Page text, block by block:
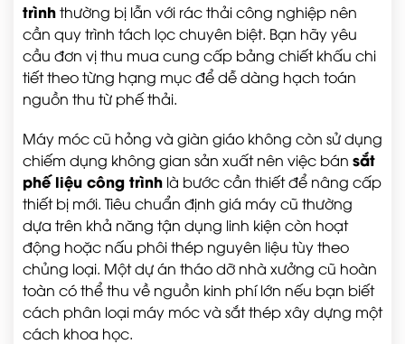
trìnhthường bị lẫn với rác thải công nghiệp nên
cần quy trình tách lọc chuyên biệt. Bạn hãy yêu
cầu đơn vị thu mua cung cấp bảng chiết khấu chi
tiết theo từng hạng mục để dễ dàng hạch toán
nguồn thu từ phế thải.
Máy móc cũ hỏng và giàn giáo không còn sử dụng
chiếm dụng không gian sản xuất nên việc bán sắt
phế liệu công trình là bước cần thiết để nâng cấp
thiết bị mới. Tiêu chuẩn định giá máy cũ thường
dựa trên khả năng tận dụng linh kiện còn hoạt
động hoặc nấu phôi thép nguyên liệu tùy theo
chủng loại. Một dự án tháo dỡ nhà xưởng cũ hoàn
toàn có thể thu về nguồn kinh phí lớn nếu bạn biết
cách phân loại máy móc và sắt thép xây dựng một
cách khoa học.